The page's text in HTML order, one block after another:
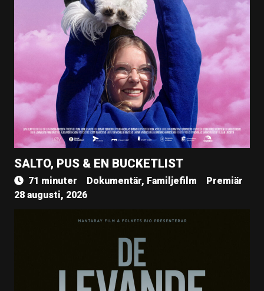
SALTO, PUS & EN BUCKETLIST
71 minuter Dokumentär, Familjefilm
Premiär
28 augusti, 2026